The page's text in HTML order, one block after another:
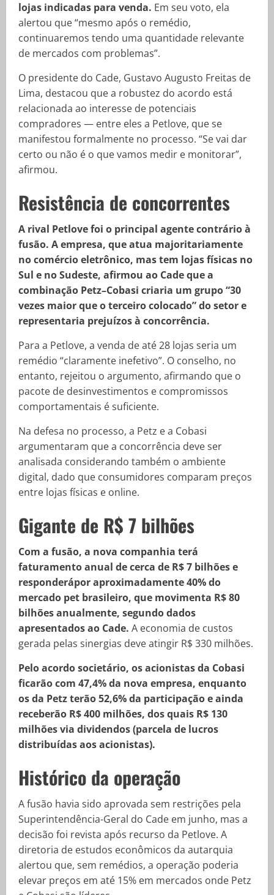
lojas indicadas para venda. Em seu voto, ela
alertou que “mesmo após o remédio,
continuaremos tendo uma quantidade relevante
de mercados com problemas”.
O presidente do Cade, Gustavo Augusto Freitas de
Lima, destacou que a robustez do acordo está
relacionada ao interesse de potenciais
compradores — entre eles a Petlove, que se
manifestou formalmente no processo. “Se vai dar
certo ou não é o que vamos medir e monitorar”,
afirmou.
Resistência de concorrentes
A rival Petlove foi o principal agente contrário à
fusão. A empresa, que atua majoritariamente
no comércio eletrônico, mas tem lojas físicas no
Sul e no Sudeste, afirmou ao Cade que a
combinação Petz–Cobasi criaria um grupo “30
vezes maior que o terceiro colocado” do setor e
representaria prejuízos à concorrência.
Para a Petlove, a venda de até 28 lojas seria um
remédio “claramente inefetivo”. O conselho, no
entanto, rejeitou o argumento, afirmando que o
pacote de desinvestimentos e compromissos
comportamentais é suficiente.
Na defesa no processo, a Petz e a Cobasi
argumentaram que a concorrência deve ser
analisada considerando também o ambiente
digital, dado que consumidores comparam preços
entre lojas físicas e online.
Gigante de R$ 7 bilhões
Com a fusão, a nova companhia terá
faturamento anual de cerca de R$ 7 bilhões e
responderápor aproximadamente 40% do
mercado pet brasileiro, que movimenta R$ 80
bilhões anualmente, segundo dados
apresentados ao Cade. A economia de custos
gerada pelas sinergias deve atingir R$ 330 milhões.
Pelo acordo societário, os acionistas da Cobasi
ficarão com 47,4% da nova empresa, enquanto
os da Petz terão 52,6% da participação e ainda
receberão R$ 400 milhões, dos quais R$ 130
milhões via dividendos (parcela de lucros
distribuídas aos acionistas).
Histórico da operação
A fusão havia sido aprovada sem restrições pela
Superintendência-Geral do Cade em junho, mas a
decisão foi revista após recurso da Petlove. A
diretoria de estudos econômicos da autarquia
alertou que, sem remédios, a operação poderia
elevar preços em até 15% em mercados onde Petz